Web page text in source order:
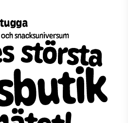
snacksuniversum